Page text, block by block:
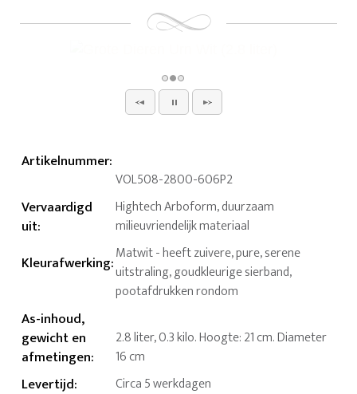
Artikelnummer:
VOL508-2800-606P2
Vervaardigd
uit:
Hightech Arboform, duurzaam
milieuvriendelijk materiaal
Kleurafwerking:Matwit - heeft zuivere, pure, serene
uitstraling, goudkleurige sierband,
pootafdrukken rondom
As-inhoud,
gewicht en
afmetingen:
2.8 liter, 0.3 kilo. Hoogte: 21 cm. Diameter
16 cm
Levertijd: Circa 5 werkdagen